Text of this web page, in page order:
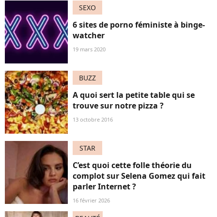
SEXO
6 sites de porno féministe à binge-
watcher
19 mars 2020
BUZZ
A quoi sert la petite table qui se
trouve sur notre pizza ?
13 octobre 2016
STAR
C’est quoi cette folle théorie du
complot sur Selena Gomez qui fait
parler Internet ?
16 février 2026